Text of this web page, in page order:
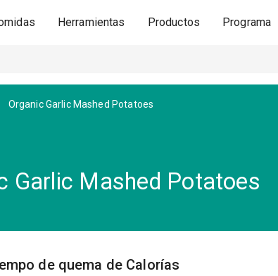
Herramientas Productos Programa
Organic Garlic Mashed Potatoes
Garlic Mashed Potatoes
de quema de Calorías